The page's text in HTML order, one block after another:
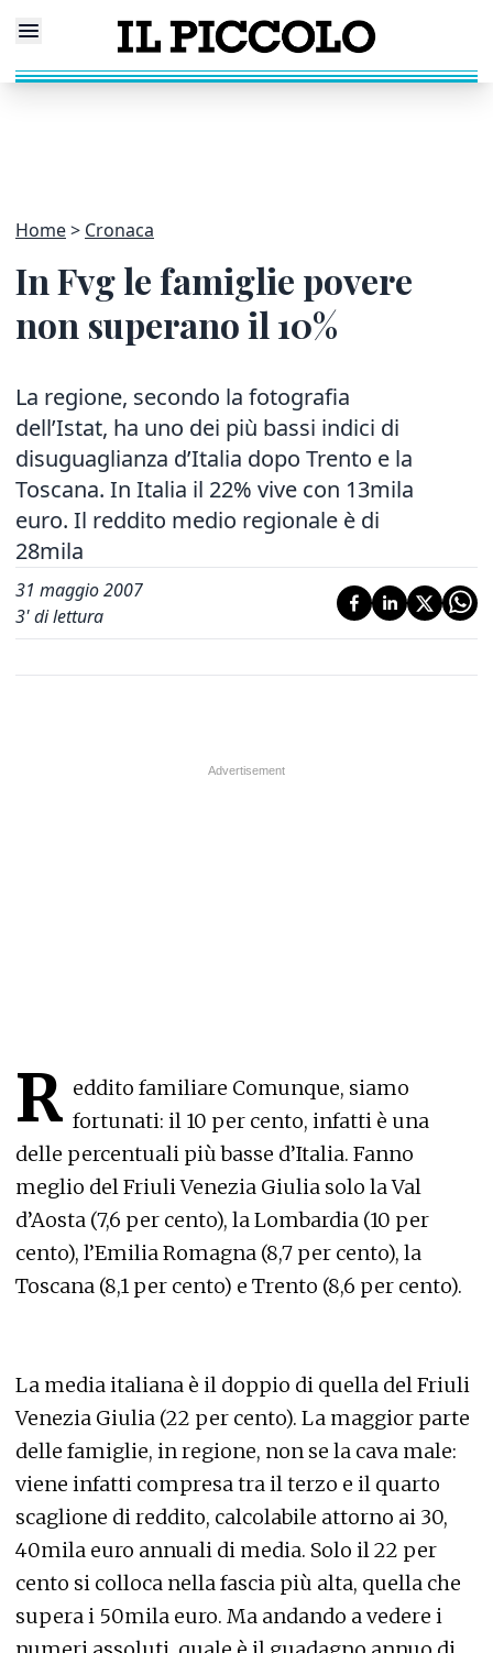
Home Cronaca
In Fvg le famiglie povere
non superano il 10%
La regione, secondo la fotografia
dell’Istat, ha uno dei più bassi indici di
disuguaglianza d’Italia dopo Trento e la
Toscana. In Italia il 22% vive con 13mila
euro. Il reddito medio regionale è di
28mila
31 maggio 2007
3' di lettura
R eddito familiare Comunque, siamo
fortunati: il 10 per cento, infatti è una
delle percentuali più basse d’Italia. Fanno
meglio del Friuli Venezia Giulia solo la Val
d’Aosta (7,6 per cento), la Lombardia (10 per
cento), l’Emilia Romagna (8,7 per cento), la
Toscana (8,1 per cento) e Trento (8,6 per cento).
La media italiana è il doppio di quella del Friuli
Venezia Giulia (22 per cento). La maggior parte
delle famiglie, in regione, non se la cava male:
viene infatti compresa tra il terzo e il quarto
scaglione di reddito, calcolabile attorno ai 30,
40mila euro annuali di media. Solo il 22 per
cento si colloca nella fascia più alta, quella che
supera i 50mila euro. Ma andando a vedere i